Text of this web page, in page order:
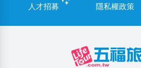
人才招募
隱私權政策